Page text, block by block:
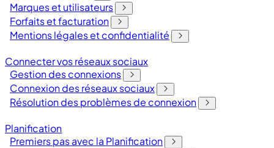
Marques et utilisateurs
Forfaits et facturation
Mentions légales et confidentialité
Connecter vos réseaux sociaux
Gestion des connexions
Connexion des réseaux sociaux
Résolution des problèmes de connexion
Planification
Premiers pas avec la Planification